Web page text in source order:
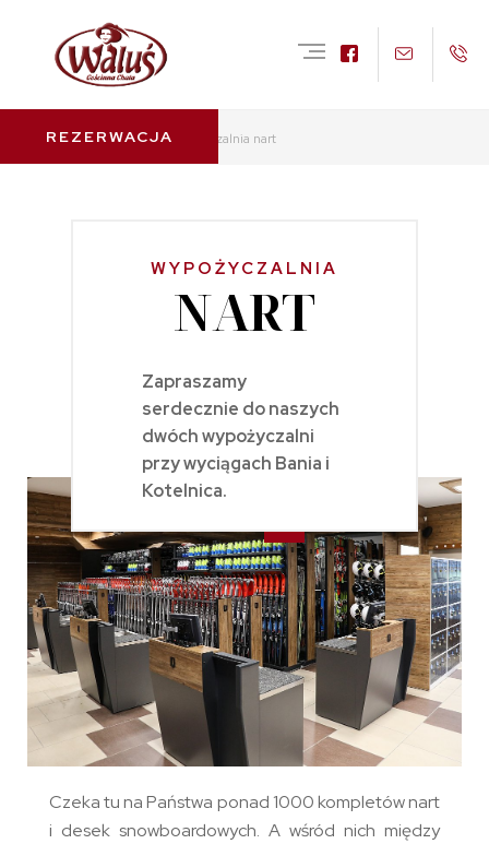
REZERWACJA
⌂ Sport Wypożyczalnia nart
WYPOŻYCZALNIA
NART
Zapraszamy
serdecznie do naszych
dwóch wypożyczalni
przy wyciągach Bania i
Kotelnica.
Czeka tu na Państwa ponad 1000 kompletów nart
i desek snowboardowych. A wśród nich między